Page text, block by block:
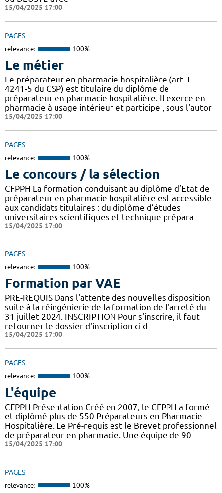
15/04/2025 17:00
PAGES
relevance: 100%
Le métier
Le préparateur en pharmacie hospitalière (art. L.
4241-5 du CSP) est titulaire du diplôme de
préparateur en pharmacie hospitalière. Il exerce en
pharmacie à usage intérieur et participe , sous l'autor
15/04/2025 17:00
PAGES
relevance: 100%
Le concours / la sélection
CFPPH La formation conduisant au diplôme d’Etat de
préparateur en pharmacie hospitalière est accessible
aux candidats titulaires : du diplôme d’études
universitaires scientifiques et technique prépara
15/04/2025 17:00
PAGES
relevance: 100%
Formation par VAE
PRE-REQUIS Dans l'attente des nouvelles disposition
suite à la réingénierie de la formation de l'arreté du
31 juillet 2024. INSCRIPTION Pour s'inscrire, il faut
retourner le dossier d'inscription ci d
15/04/2025 17:00
PAGES
relevance: 100%
L'équipe
CFPPH Présentation Créé en 2007, le CFPPH a formé
et diplômé plus de 550 Préparateurs en Pharmacie
Hospitalière. Le Pré-requis est le Brevet professionnel
de préparateur en pharmacie. Une équipe de 90
15/04/2025 17:00
PAGES
relevance: 100%